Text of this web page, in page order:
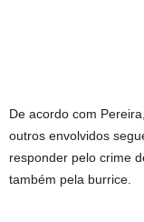
De acordo com
outros envolvidos
responder pelo crime
também pela burrice.